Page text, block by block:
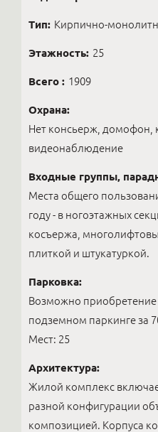
Тип: Кирпично-
Этажность: 25
Всего : 1909
Охрана:
Нет консьерж, домофон,
видеонаблюдение
Входные группы,
Места общего
году - в ногоэтажных
косъержа,
плиткой и штукатуркой.
Парковка:
Возможно
подземном паркинге за
Мест: 25
Архитектура:
Жилой комплекс
разной конфигурации
композицией. Корпуса